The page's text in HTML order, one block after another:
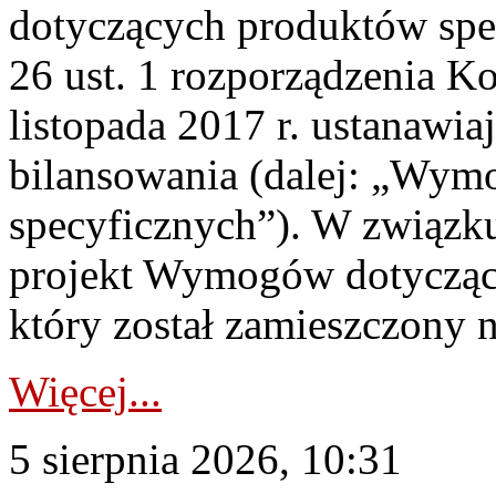
dotyczących produktów
26 ust. 1 rozporządzenia
listopada 2017 r.
bilansowania (dalej:
specyficznych”). W
projekt Wymogów
który został zamieszczony
Więcej...
5 sierpnia 2026, 10:31